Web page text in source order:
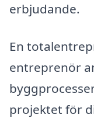
erbjudande.
En
entreprenör
projektet för